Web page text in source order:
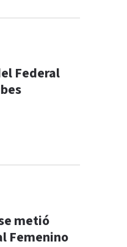
Federal
metió
Femenino